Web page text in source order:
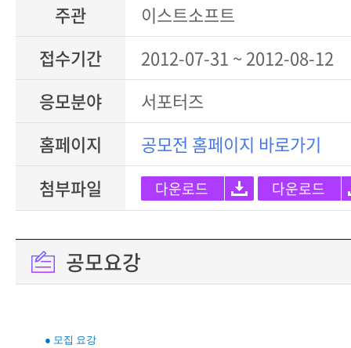
주관
이스트소프트
접수기간
2012-07-31 ~ 2012-08-12
응모분야
서포터즈
홈페이지
공모전 홈페이지 바로가기
첨부파일
다운로드 다운로드
공모요강
● 모집 요강